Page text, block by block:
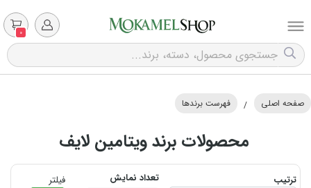
0
صفحه اصلی / فهرست برندها
محصولات برند ویتامین لایف
ترتیب تعداد نمایش فیلتر